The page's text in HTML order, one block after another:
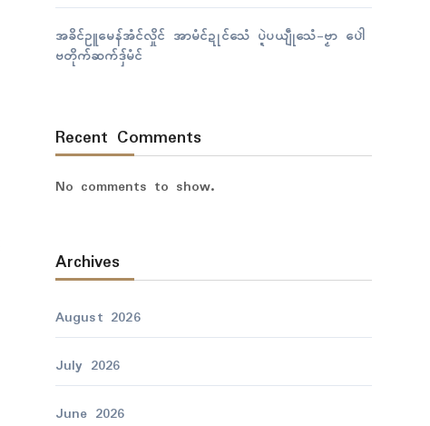
အခိၚ်ဥူမေန်အံၚ်လှိုၚ် အာမံၚ်ဍုၚ်သေံ ပ္ဍဲပယျဵုသေံ-ဗၟာ ပေါဲ
ဗတိုက်ဆက်ဒှ်မံၚ်
Recent Comments
No comments to show.
Archives
August 2026
July 2026
June 2026